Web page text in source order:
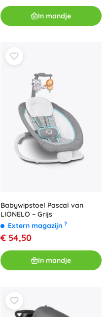
In mandje
Babywipstoel Pascal van
LIONELO – Grijs
Extern magazijn ?
€ 54,50
In mandje